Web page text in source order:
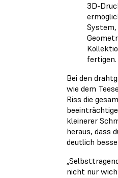
3D-
System,
fertigen.
Bei den
wie dem
Riss die
kleinerer
heraus, dass
deutlich
nicht nur